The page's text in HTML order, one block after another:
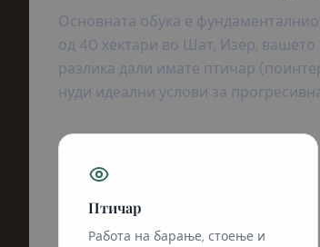
Основната обука е
од 40 хектари во Шат, Изер, вашето
разлика дали имате птичар
нуди идеални услови за
Птичар
Работа на барање, стоење и